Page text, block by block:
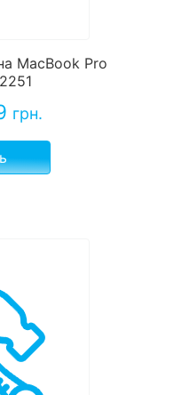
MacBook Pro
грн.